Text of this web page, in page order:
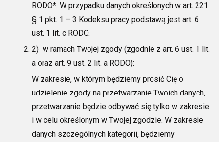
RODO*. W przypadku danych określonych w art. 221
§ 1 pkt. 1 – 3 Kodeksu pracy podstawą jest art. 6
ust. 1 lit. c RODO.
2) w ramach Twojej zgody (zgodnie z art. 6 ust. 1 lit.
a oraz art. 9 ust. 2 lit. a RODO):
W zakresie, w którym będziemy prosić Cię o
udzielenie zgody na przetwarzanie Twoich danych,
przetwarzanie będzie odbywać się tylko w zakresie
i w celu określonym w Twojej zgodzie. W zakresie
danych szczególnych kategorii, będziemy